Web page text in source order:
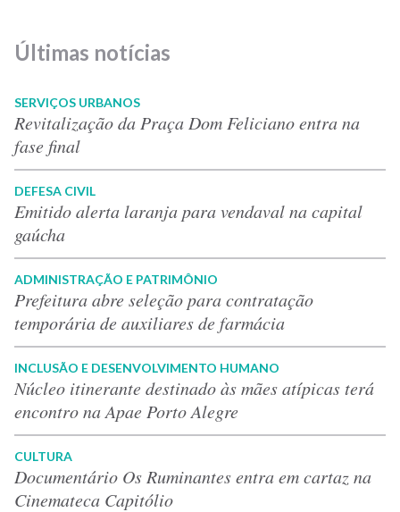
Últimas notícias
SERVIÇOS URBANOS
Revitalização da Praça Dom Feliciano entra na
fase final
DEFESA CIVIL
Emitido alerta laranja para vendaval na capital
gaúcha
ADMINISTRAÇÃO E PATRIMÔNIO
Prefeitura abre seleção para contratação
temporária de auxiliares de farmácia
INCLUSÃO E DESENVOLVIMENTO HUMANO
Núcleo itinerante destinado às mães atípicas terá
encontro na Apae Porto Alegre
CULTURA
Documentário Os Ruminantes entra em cartaz na
Cinemateca Capitólio